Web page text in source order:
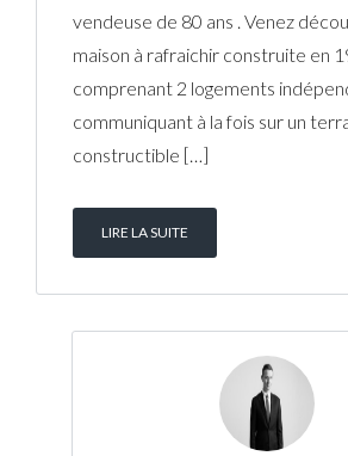
vendeuse de 80 ans . Venez
maison à rafraichir construite en
comprenant 2 logements
communiquant à la fois sur un
constructible […]
LIRE LA SUITE